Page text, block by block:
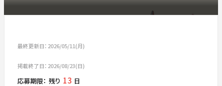
最終更新日：2026/05/11(月)
掲載終了日：2026/08/23(日)
応募期限： 残り 13 日